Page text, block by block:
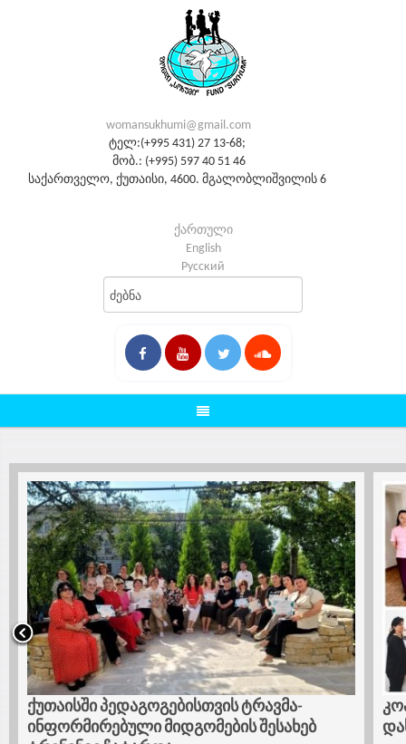
womansukhumi@gmail.com
ტელ:(+995 431) 27 13-68;
მობ.: (+995) 597 40 51 46
საქართველო, ქუთაისი, 4600. მგალობლიშვილის 6
ქართული
English
Русский
ქუთაისში პედაგოგებისთვის ტრავმა-
ინფორმირებული მიდგომების შესახებ